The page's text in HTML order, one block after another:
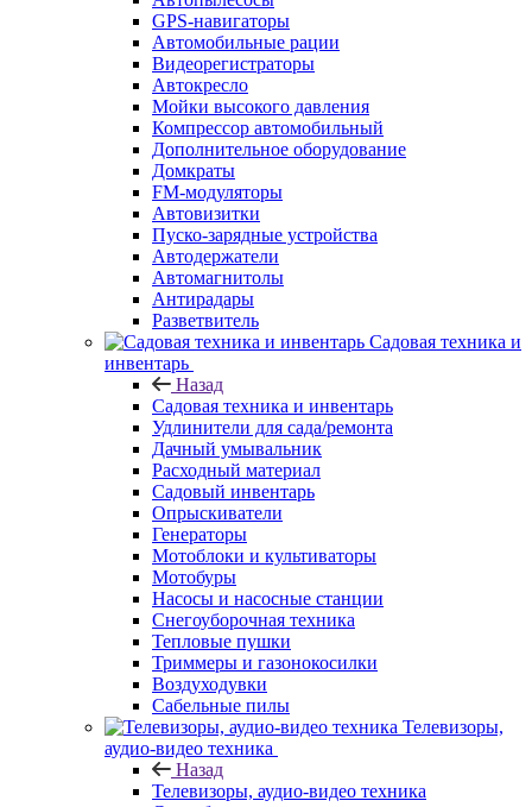
GPS-навигаторы
Автомобильные рации
Видеорегистраторы
Автокресло
Мойки высокого давления
Компрессор автомобильный
Дополнительное оборудование
Домкраты
FM-модуляторы
Автовизитки
Пуско-зарядные устройства
Автодержатели
Автомагнитолы
Антирадары
Разветвитель
Садовая техника и
инвентарь
Назад
Садовая техника и инвентарь
Удлинители для сада/ремонта
Дачный умывальник
Расходный материал
Садовый инвентарь
Опрыскиватели
Генераторы
Мотоблоки и культиваторы
Мотобуры
Насосы и насосные станции
Снегоуборочная техника
Тепловые пушки
Триммеры и газонокосилки
Воздуходувки
Сабельные пилы
Телевизоры,
аудио-видео техника
Назад
Телевизоры, аудио-видео техника